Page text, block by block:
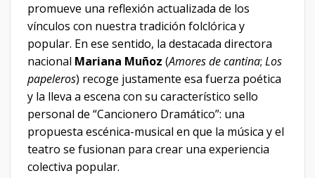
promueve una reflexión actualizada de los
vínculos con nuestra tradición folclórica y
popular. En ese sentido, la destacada directora
nacional Mariana Muñoz (Amores de cantina; Los
papeleros) recoge justamente esa fuerza poética
y la lleva a escena con su característico sello
personal de “Cancionero Dramático”: una
propuesta escénica-musical en que la música y el
teatro se fusionan para crear una experiencia
colectiva popular.